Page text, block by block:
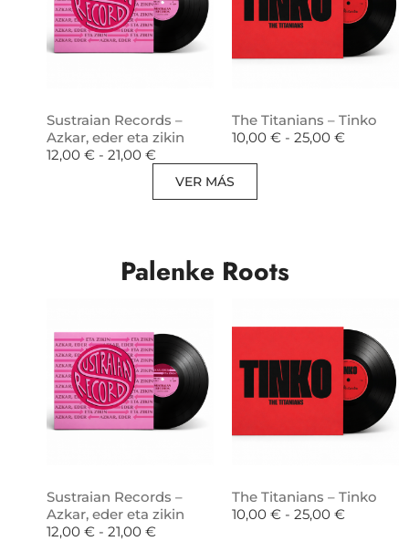
Sustraian Records –
Azkar, eder eta zikin
12,00 € - 21,00 €
The Titanians – Tinko
10,00 € - 25,00 €
VER MÁS
Palenke Roots
Sustraian Records –
Azkar, eder eta zikin
12,00 € - 21,00 €
The Titanians – Tinko
10,00 € - 25,00 €